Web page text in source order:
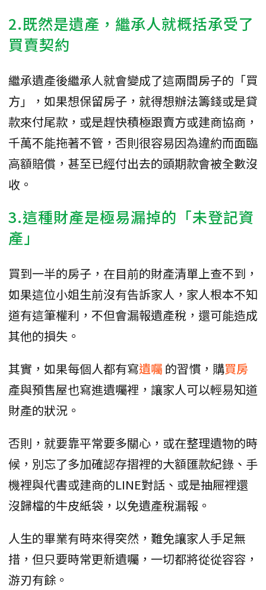
2.既然是遺產，繼承人就概括承受了
買賣契約
繼承遺產後繼承人就會變成了這兩間房子的「買
方」，如果想保留房子，就得想辦法籌錢或是貸
款來付尾款，或是趕快積極跟賣方或建商協商，
千萬不能拖著不管，否則很容易因為違約而面臨
高額賠償，甚至已經付出去的頭期款會被全數沒
收。
3.這種財產是極易漏掉的「未登記資
產」
買到一半的房子，在目前的財產清單上查不到，
如果這位小姐生前沒有告訴家人，家人根本不知
道有這筆權利，不但會漏報遺產稅，還可能造成
其他的損失。
其實，如果每個人都有寫遺囑 的習慣，購買房
產與預售屋也寫進遺囑裡，讓家人可以輕易知道
財產的狀況。
否則，就要靠平常要多關心，或在整理遺物的時
候，別忘了多加確認存摺裡的大額匯款紀錄、手
機裡與代書或建商的LINE對話、或是抽屜裡還
沒歸檔的牛皮紙袋，以免遺產稅漏報。
人生的畢業有時來得突然，難免讓家人手足無
措，但只要時常更新遺囑，一切都將從從容容，
游刃有餘。